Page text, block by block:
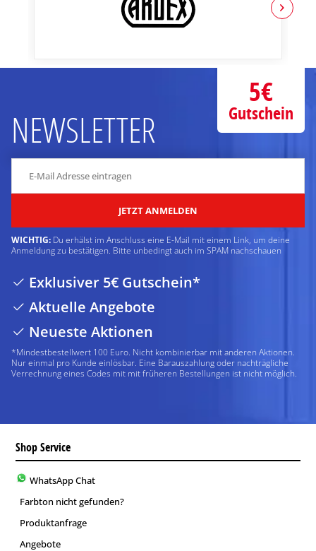
NEWSLETTER
JETZT ANMELDEN
WICHTIG: Du erhälst im Anschluss eine E-Mail mit einem Link, um deine
Anmeldung zu bestätigen. Bitte unbedingt auch im SPAM nachschauen
Exklusiver 5€ Gutschein*
Aktuelle Angebote
Neueste Aktionen
*Mindestbestellwert 100 Euro. Nicht kombinierbar mit anderen Aktionen.
Nur einmal pro Kunde einlösbar. Eine Barauszahlung oder nachträgliche
Verrechnung eines Codes mit mit früheren Bestellungen ist nicht möglich.
5€
Gutschein
Shop Service
WhatsApp Chat
Farbton nicht gefunden?
Produktanfrage
Angebote